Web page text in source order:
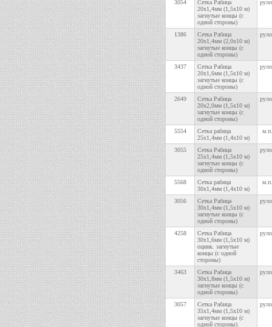
3054
Сетка Рабица
20х1,4мм (1,5х10 м)
загнутые концы (с
одной стороны)
1386
Сетка Рабица
20х1,4мм (2,0х10 м)
загнутые концы (с
одной стороны)
3437
Сетка Рабица
20х1,6мм (1,5х10 м)
загнутые концы (с
одной стороны)
2649
Сетка Рабица
20х2,0мм (1,5х10 м)
загнутые концы (с
одной стороны)
5554
Сетка рабица
25х1,4мм (1,4х10 м)
м.п.
3055
Сетка Рабица
25х1,4мм (1,5х10 м)
загнутые концы (с
одной стороны)
5568
Сетка рабица
30х1,4мм (1,4х10 м)
м.п.
3056
Сетка Рабица
30х1,4мм (1,5х10 м)
загнутые концы (с
одной стороны)
4258
Сетка Рабица
30х1,6мм (1,5х10 м)
оцинк. загнутые
концы (с одной
стороны)
3463
Сетка Рабица
30х1,8мм (1,5х10 м)
загнутые концы (с
одной стороны)
3057
Сетка Рабица
35х1,4мм (1,5х10 м)
загнутые концы (с
одной стороны)